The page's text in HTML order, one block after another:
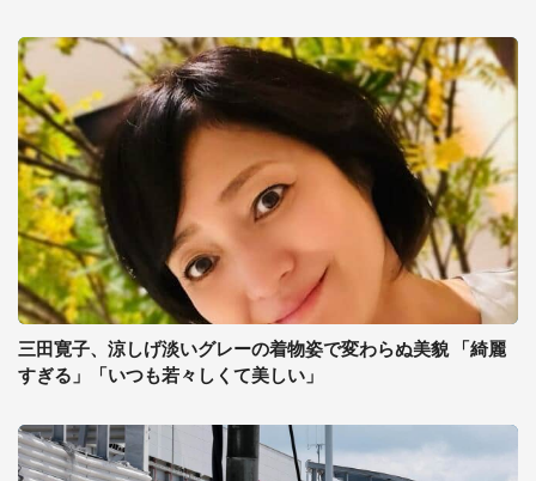
三田寛子、涼しげ淡いグレーの着物姿で変わらぬ美貌 「綺麗
すぎる」「いつも若々しくて美しい」